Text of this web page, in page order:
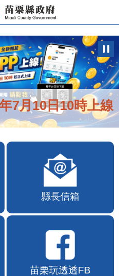
7月10日10時上線
縣長信箱
苗栗玩透透FB